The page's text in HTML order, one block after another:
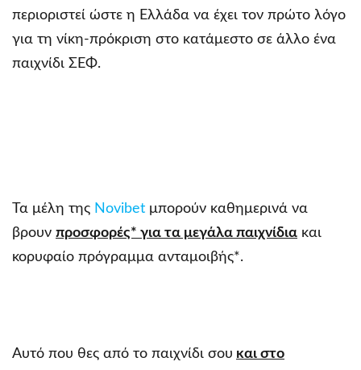
περιοριστεί ώστε η Ελλάδα να έχει τον πρώτο λόγο
για τη νίκη-πρόκριση στο κατάμεστο σε άλλο ένα
παιχνίδι ΣΕΦ.
Τα μέλη της Novibet μπορούν καθημερινά να
βρουν προσφορές* για τα μεγάλα παιχνίδια και
κορυφαίο πρόγραμμα ανταμοιβής*.
Αυτό που θες από το παιχνίδι σου και στο